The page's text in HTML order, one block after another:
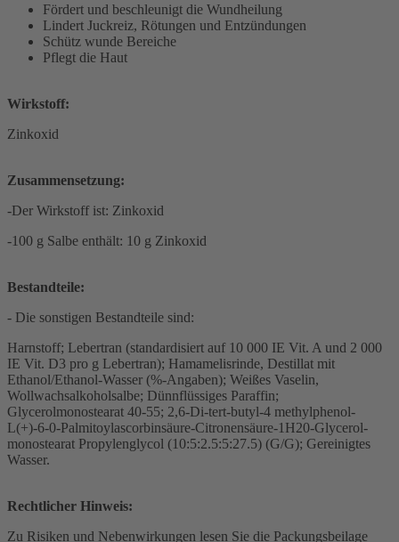
Fördert und beschleunigt die Wundheilung
Lindert Juckreiz, Rötungen und Entzündungen
Schütz wunde Bereiche
Pflegt die Haut
Wirkstoff:
Zinkoxid
Zusammensetzung:
-Der Wirkstoff ist: Zinkoxid
-100 g Salbe enthält: 10 g Zinkoxid
Bestandteile:
- Die sonstigen Bestandteile sind:
Harnstoff; Lebertran (standardisiert auf 10 000 IE Vit. A und 2 000
IE Vit. D3 pro g Lebertran); Hamamelisrinde, Destillat mit
Ethanol/Ethanol-Wasser (%-Angaben); Weißes Vaselin,
Wollwachsalkoholsalbe; Dünnflüssiges Paraffin;
Glycerolmonostearat 40-55; 2,6-Di-tert-butyl-4 methylphenol-
L(+)-6-0-Palmitoylascorbinsäure-Citronensäure-1H20-Glycerol-
monostearat Propylenglycol (10:5:2.5:5:27.5) (G/G); Gereinigtes
Wasser.
Rechtlicher Hinweis:
Zu Risiken und Nebenwirkungen lesen Sie die Packungsbeilage